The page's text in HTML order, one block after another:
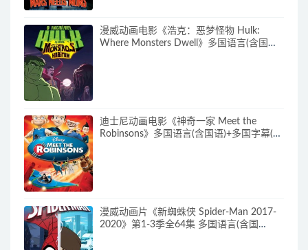
漫威动画电影《浩克：恶梦怪物 Hulk:
Where Monsters Dwell》多国语言(含国
迪士尼动画电影《神奇一家 Meet the
Robinsons》多国语言(含国语)+多国字幕(含
漫威动画片《新蜘蛛侠 Spider-Man 2017-
2020》第1-3季全64集 多国语言(含国